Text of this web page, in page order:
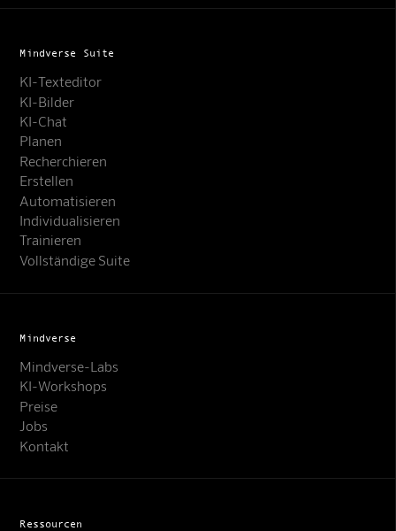
Mindverse Suite
KI-Texteditor
KI-Bilder
KI-Chat
Planen
Recherchieren
Erstellen
Automatisieren
Individualisieren
Trainieren
Vollständige Suite
Mindverse
Mindverse-Labs
KI-Workshops
Preise
Jobs
Kontakt
Ressourcen